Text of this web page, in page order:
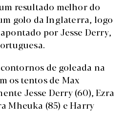
resultado melhor do
golo da Inglaterra, logo
por Jesse Derry,
de goleada na
os tentos de Max
Jesse Derry (60), Ezra
Mheuka (85) e Harry